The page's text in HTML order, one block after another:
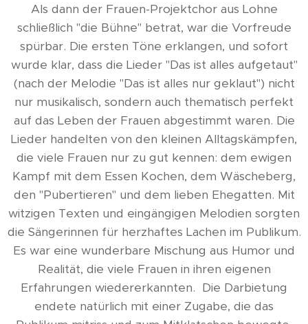
Als dann der Frauen-Projektchor aus Lohne
schließlich "die Bühne" betrat, war die Vorfreude
spürbar. Die ersten Töne erklangen, und sofort
wurde klar, dass die Lieder "Das ist alles aufgetaut"
(nach der Melodie "Das ist alles nur geklaut") nicht
nur musikalisch, sondern auch thematisch perfekt
auf das Leben der Frauen abgestimmt waren. Die
Lieder handelten von den kleinen Alltagskämpfen,
die viele Frauen nur zu gut kennen: dem ewigen
Kampf mit dem Essen Kochen, dem Wäscheberg,
den "Pubertieren" und dem lieben Ehegatten. Mit
witzigen Texten und eingängigen Melodien sorgten
die Sängerinnen für herzhaftes Lachen im Publikum.
Es war eine wunderbare Mischung aus Humor und
Realität, die viele Frauen in ihren eigenen
Erfahrungen wiedererkannten. Die Darbietung
endete natürlich mit einer Zugabe, die das